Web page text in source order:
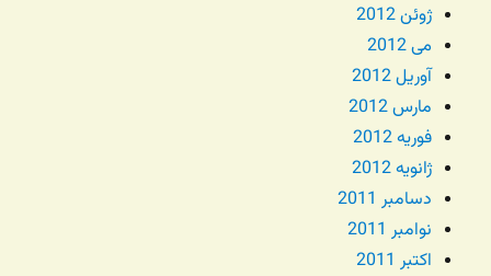
ژوئن 2012
می 2012
آوریل 2012
مارس 2012
فوریه 2012
ژانویه 2012
دسامبر 2011
نوامبر 2011
اکتبر 2011